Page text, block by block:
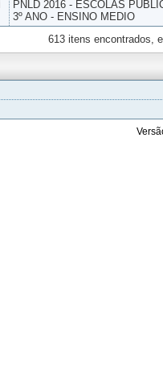
PNLD 2016 - ESCOLAS
3º ANO - ENSINO MEDIO
613 itens encontrados,